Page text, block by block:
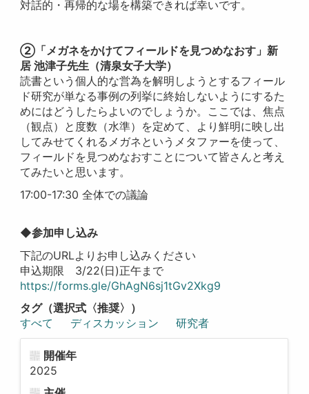
対話的・再帰的な場を構築できれば幸いです。
②「メガネをかけてフィールドを見つめなおす」新
居 池津子先生（清泉女子大学）
読書という個人的な営為を解明しようとするフィール
ド研究が単なる事例の列挙に終始しないようにするた
めにはどうしたらよいのでしょうか。ここでは、焦点
（観点）と度数（水準）を定めて、より鮮明に映し出
してみせてくれるメガネというメタファーを使って、
フィールドを見つめなおすことについて皆さんと考え
てみたいと思います。
17:00-17:30 全体での議論
◆参加申し込み
下記のURLよりお申し込みください
申込期限 3/22(日)正午まで
https://forms.gle/GhAgN6sj1tGv2Xkg9
タグ（選択式〈推奨〉）
すべて
ディスカッション 研究者
開催年
2025